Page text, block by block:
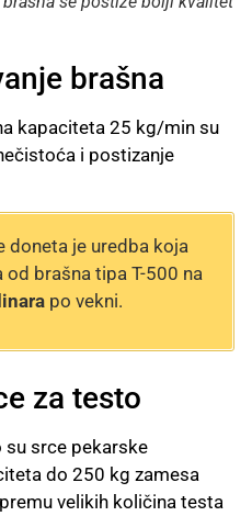
brašna
kapaciteta 25 kg/min su
i postizanje
doneta je uredba koja
od brašna tipa T-500 na
po vekni.
za testo
srce pekarske
do 250 kg zamesa
velikih količina testa